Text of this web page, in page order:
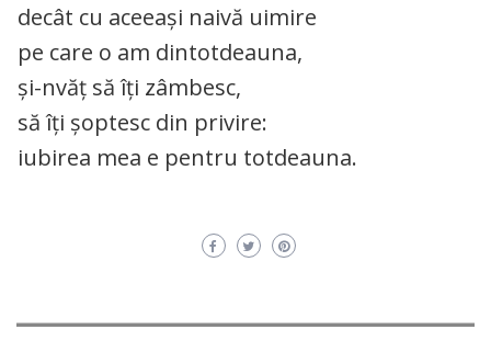
decât cu aceeași naivă uimire
pe care o am dintotdeauna,
și-nvăț să îți zâmbesc,
să îți șoptesc din privire:
iubirea mea e pentru totdeauna.